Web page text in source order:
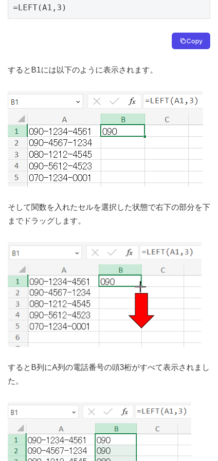
=LEFT(A1,3)
Copy
するとB1には以下のように表示されます。
そして関数を入れたセルを選択した状態で右下の部分を下
までドラッグします。
するとB列にA列の電話番号の頭3桁がすべて表示されまし
た。